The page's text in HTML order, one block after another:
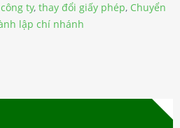
ty, thay đổi giấy phép, Chuyển
lập chí nhánh